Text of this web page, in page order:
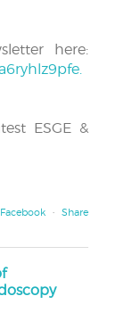
here:
ESGE &
· Share